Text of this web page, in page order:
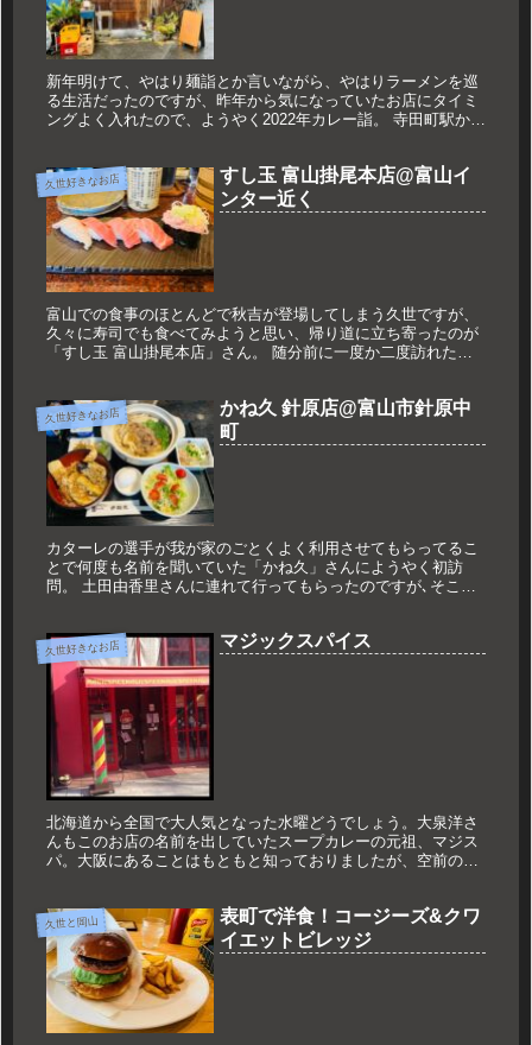
新年明けて、やはり麺詣とか言いながら、やはりラーメンを巡
る生活だったのですが、昨年から気になっていたお店にタイミ
ングよく入れたので、ようやく2022年カレー詣。 寺田町駅から
久世好きなお店
すし玉 富山掛尾本店@富山イ
ンター近く
富山での食事のほとんどで秋吉が登場してしまう久世ですが、
久々に寿司でも食べてみようと思い、帰り道に立ち寄ったのが
「すし玉 富山掛尾本店」さん。 随分前に一度か二度訪れたこ
久世好きなお店
かね久 針原店@富山市針原中
町
カターレの選手が我が家のごとくよく利用させてもらってるこ
とで何度も名前を聞いていた「かね久」さんにようやく初訪
問。 土田由香里さんに連れて行ってもらったのですが､そこで
久世好きなお店 マジックスパイス
北海道から全国で大人気となった水曜どうでしょう。大泉洋さ
んもこのお店の名前を出していたスープカレーの元祖、マジス
パ。大阪にあることはもともと知っておりましたが、空前のカ
久世と岡山
表町で洋食！コージーズ&クワ
イエットビレッジ